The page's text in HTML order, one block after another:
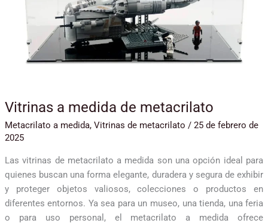
Vitrinas a medida de metacrilato
Metacrilato a medida, Vitrinas de metacrilato / 25 de febrero de
2025
Las vitrinas de metacrilato a medida son una opción ideal para
quienes buscan una forma elegante, duradera y segura de exhibir
y proteger objetos valiosos, colecciones o productos en
diferentes entornos. Ya sea para un museo, una tienda, una feria
o para uso personal, el metacrilato a medida ofrece